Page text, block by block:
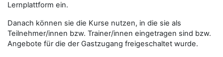
Lernplattform ein.
Danach können sie die Kurse nutzen, in die sie als
Teilnehmer/innen bzw. Trainer/innen eingetragen sind bzw.
Angebote für die der Gastzugang freigeschaltet wurde.